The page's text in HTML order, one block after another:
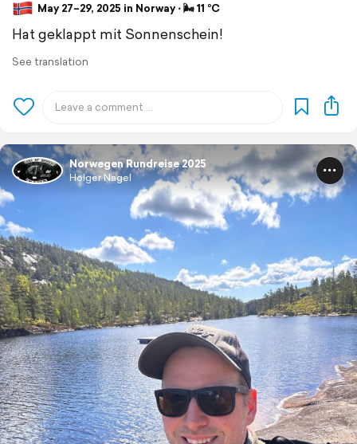
May 27–29, 2025 in Norway ⋅ 🌬 11 °C
Hat geklappt mit Sonnenschein!
See translation
Norwegen Rundreise 2025
Holger Nagel